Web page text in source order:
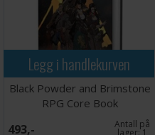
Legg i handlekurven
Black Powder and Brimstone
RPG Core Book
493,- Antall på
lager:1